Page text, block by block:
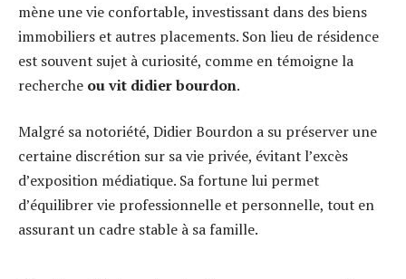
mène une vie confortable, investissant dans des biens
immobiliers et autres placements. Son lieu de résidence
est souvent sujet à curiosité, comme en témoigne la
recherche ou vit didier bourdon.
Malgré sa notoriété, Didier Bourdon a su préserver une
certaine discrétion sur sa vie privée, évitant l’excès
d’exposition médiatique. Sa fortune lui permet
d’équilibrer vie professionnelle et personnelle, tout en
assurant un cadre stable à sa famille.